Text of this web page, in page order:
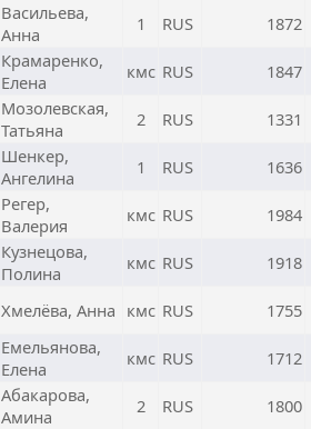
Васильева,
Анна
1 RUS 1872
Крамаренко,
Елена
кмс RUS 1847
Мозолевская,
Татьяна
2 RUS 1331
Шенкер,
Ангелина
1 RUS 1636
Регер,
Валерия
кмс RUS 1984
Кузнецова,
Полина
кмс RUS 1918
Хмелёва, Анна кмс RUS 1755
Емельянова,
Елена
кмс RUS 1712
Абакарова,
Амина
2 RUS 1800